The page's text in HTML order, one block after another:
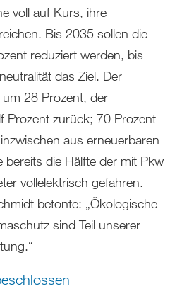
voll auf Kurs, ihre
Bis 2035 sollen die
reduziert werden, bis
das Ziel. Der
28 Prozent, der
Prozent zurück; 70 Prozent
aus erneuerbaren
bereits die Hälfte der mit Pkw
vollelektrisch gefahren.
betonte: „Ökologische
sind Teil unserer